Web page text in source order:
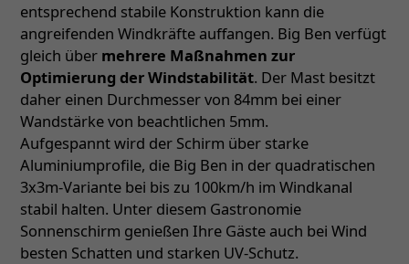
entsprechend stabile Konstruktion kann die
angreifenden Windkräfte auffangen. Big Ben verfügt
gleich über mehrere Maßnahmen zur
Optimierung der Windstabilität. Der Mast besitzt
daher einen Durchmesser von 84mm bei einer
Wandstärke von beachtlichen 5mm.
Aufgespannt wird der Schirm über starke
Aluminiumprofile, die Big Ben in der quadratischen
3x3m-Variante bei bis zu 100km/h im Windkanal
stabil halten. Unter diesem Gastronomie
Sonnenschirm genießen Ihre Gäste auch bei Wind
besten Schatten und starken UV-Schutz.